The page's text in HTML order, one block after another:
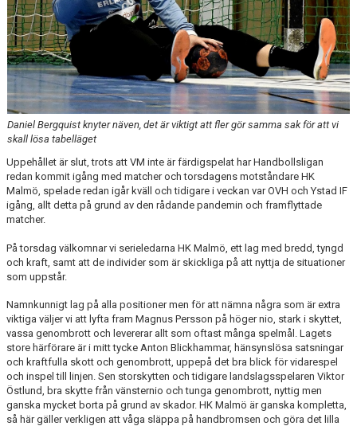
Daniel Bergquist knyter näven, det är viktigt att fler gör samma sak för att vi
skall lösa tabelläget
Uppehållet är slut, trots att VM inte är färdigspelat har Handbollsligan
redan kommit igång med matcher och torsdagens motståndare HK
Malmö, spelade redan igår kväll och tidigare i veckan var OVH och Ystad IF
igång, allt detta på grund av den rådande pandemin och framflyttade
matcher.
På torsdag välkomnar vi serieledarna HK Malmö, ett lag med bredd, tyngd
och kraft, samt att de individer som är skickliga på att nyttja de situationer
som uppstår.
Namnkunnigt lag på alla positioner men för att nämna några som är extra
viktiga väljer vi att lyfta fram Magnus Persson på höger nio, stark i skyttet,
vassa genombrott och levererar allt som oftast många spelmål. Lagets
store härförare är i mitt tycke Anton Blickhammar, hänsynslösa satsningar
och kraftfulla skott och genombrott, uppepå det bra blick för vidarespel
och inspel till linjen. Sen storskytten och tidigare landslagsspelaren Viktor
Östlund, bra skytte från vänsternio och tunga genombrott, nyttig men
ganska mycket borta på grund av skador. HK Malmö är ganska kompletta,
så här gäller verkligen att våga släppa på handbromsen och göra det lilla